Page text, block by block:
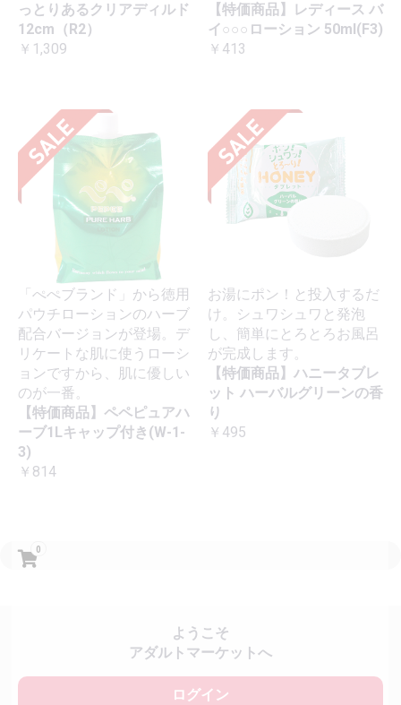
0
ようこそ
アダルトマーケットへ
ログイン
っとりあるクリアディルド
12cm（R2）
￥1,309
【特価商品】レディース バ
イ○○○ローション 50ml(F3)
￥413
「ぺぺブランド」から徳用
パウチローションのハーブ
配合バージョンが登場。デ
リケートな肌に使うローシ
ョンですから、肌に優しい
のが一番。
【特価商品】ペペピュアハ
ーブ1Lキャップ付き(W-1-
3)
￥814
お湯にポン！と投入するだ
け。シュワシュワと発泡
し、簡単にとろとろお風呂
が完成します。
【特価商品】ハニータブレ
ット ハーバルグリーンの香
り
￥495